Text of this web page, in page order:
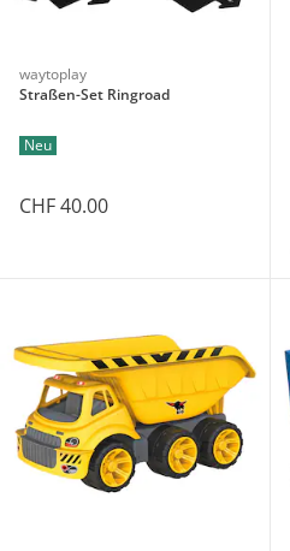
waytoplay
Straßen-Set Ringroad
Neu
CHF 40.00